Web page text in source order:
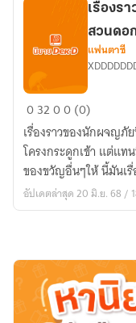
King's
เรื่อง
ราว
ของ
วีรบุรุษ
โครง
กระดูก
ดอกไม้
ใน
ฝัน
เรื่องร
สวนดอ
แฟนตาซี
03200 (0)
เรื่องราวของนักผจญภั
โครงกระดูกเข้า แต่แ
ของขวัญอื่นๆให้ นี้มันเ
อัปเดตล่าสุด 20 มิ.ย. 68 /